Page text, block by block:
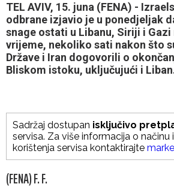
TEL AVIV, 15. juna (FENA) -
odbrane izjavio je u ponedjeljak
snage ostati u Libanu, Siriji i Gazi
vrijeme, nekoliko sati nakon što
Države i Iran dogovorili o
Bliskom istoku, uključujući i
Sadržaj dostupan isključivo
servisa. Za više informacija o načinu
korištenja servisa kontaktirajte
(FENA) F. F.